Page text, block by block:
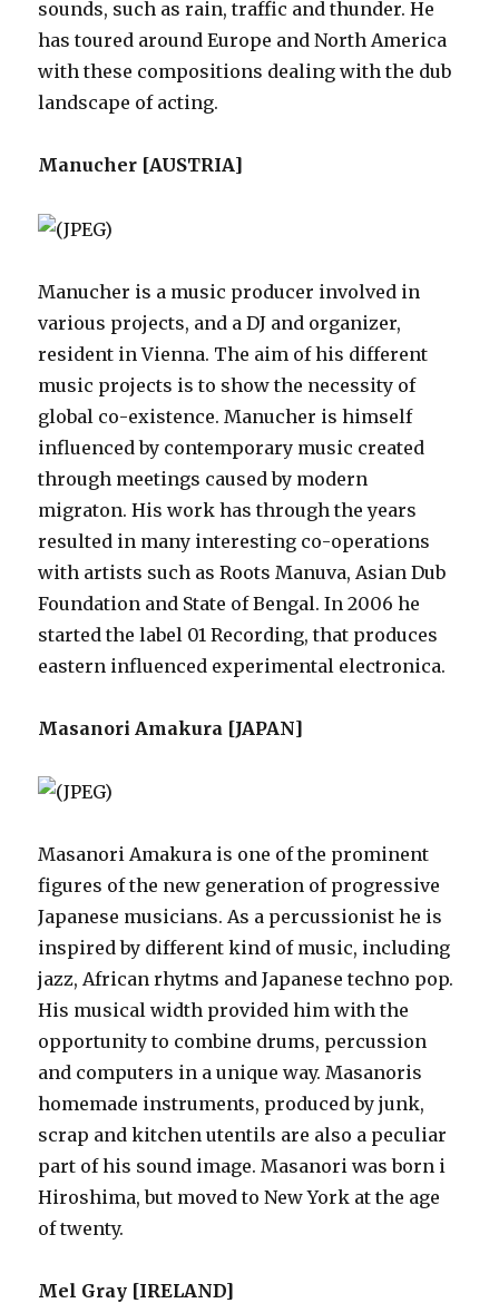
sounds, such as rain, traffic and thunder. He
has toured around Europe and North America
with these compositions dealing with the dub
landscape of acting.
Manucher [AUSTRIA]
Manucher is a music producer involved in
various projects, and a DJ and organizer,
resident in Vienna. The aim of his different
music projects is to show the necessity of
global co-existence. Manucher is himself
influenced by contemporary music created
through meetings caused by modern
migraton. His work has through the years
resulted in many interesting co-operations
with artists such as Roots Manuva, Asian Dub
Foundation and State of Bengal. In 2006 he
started the label 01 Recording, that produces
eastern influenced experimental electronica.
Masanori Amakura [JAPAN]
Masanori Amakura is one of the prominent
figures of the new generation of progressive
Japanese musicians. As a percussionist he is
inspired by different kind of music, including
jazz, African rhytms and Japanese techno pop.
His musical width provided him with the
opportunity to combine drums, percussion
and computers in a unique way. Masanoris
homemade instruments, produced by junk,
scrap and kitchen utentils are also a peculiar
part of his sound image. Masanori was born i
Hiroshima, but moved to New York at the age
of twenty.
Mel Gray [IRELAND]